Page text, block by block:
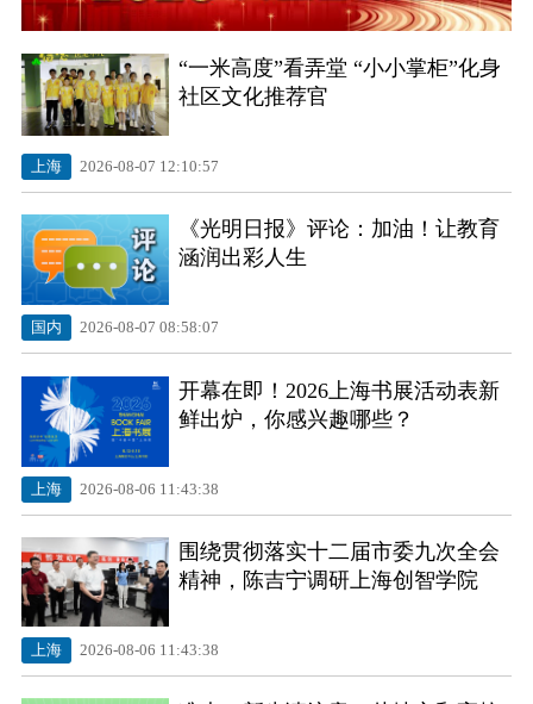
“一米高度”看弄堂 “小小掌柜”化身社区文化
推荐官
“一米高度”看弄堂 “小小掌柜”化身
社区文化推荐官
上海 2026-08-07 12:10:57
《光明日报》评论：加油！让教育
涵润出彩人生
国内 2026-08-07 08:58:07
开幕在即！2026上海书展活动表新
鲜出炉，你感兴趣哪些？
上海 2026-08-06 11:43:38
围绕贯彻落实十二届市委九次全会
精神，陈吉宁调研上海创智学院
上海 2026-08-06 11:43:38